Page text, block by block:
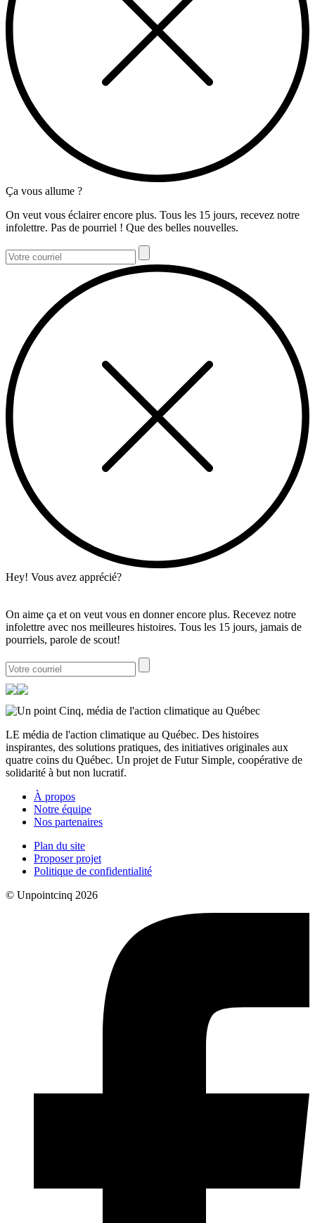
Ça vous allume ?
On veut vous éclairer encore plus. Tous les 15 jours, recevez notre
infolettre. Pas de pourriel ! Que des belles nouvelles.
Hey! Vous avez apprécié?
On aime ça et on veut vous en donner encore plus. Recevez notre
infolettre avec nos meilleures histoires. Tous les 15 jours, jamais de
pourriels, parole de scout!
LE média de l'action climatique au Québec. Des histoires
inspirantes, des solutions pratiques, des initiatives originales aux
quatre coins du Québec. Un projet de Futur Simple, coopérative de
solidarité à but non lucratif.
À propos
Notre équipe
Nos partenaires
Plan du site
Proposer projet
Politique de confidentialité
© Unpointcinq 2026